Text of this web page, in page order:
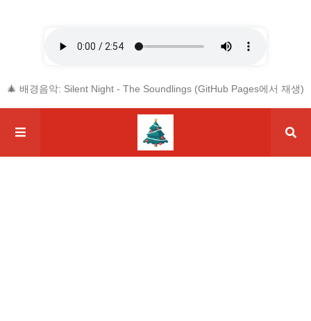
🎄 배경음악: Silent Night - The Soundlings (GitHub Pages에서 재생)